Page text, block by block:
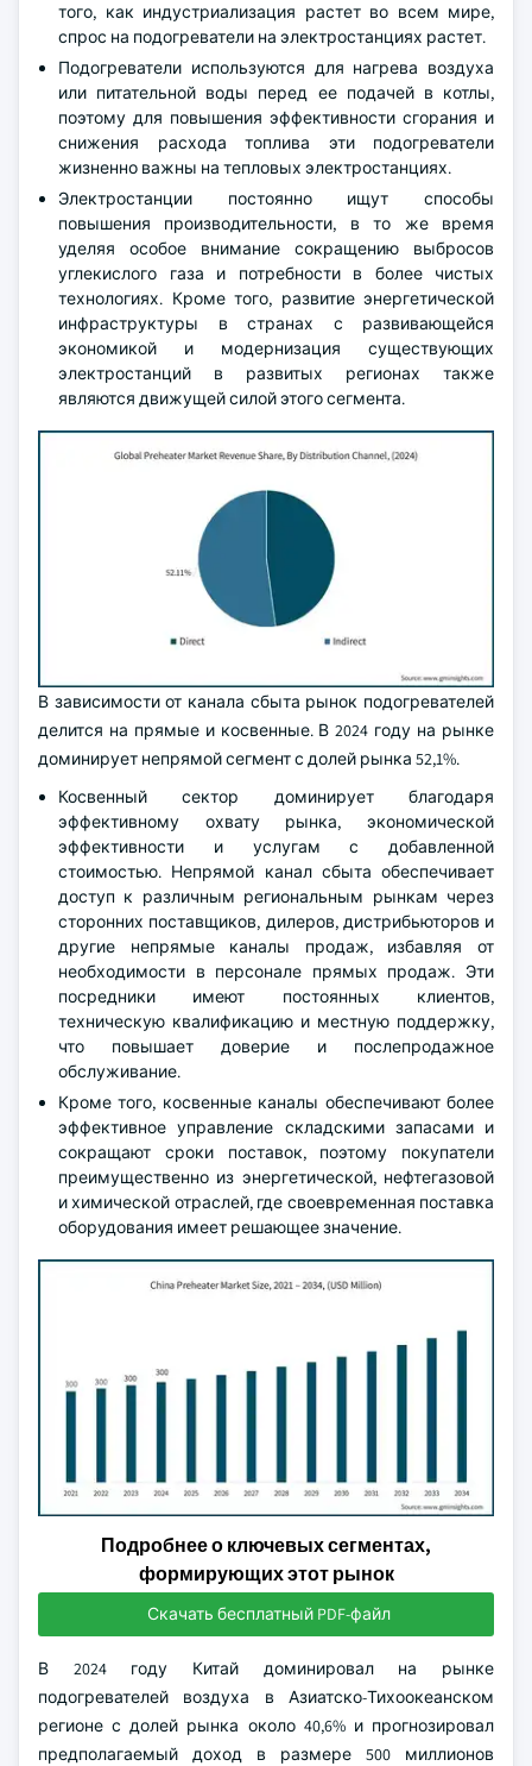
того, как индустриализация растет во всем мире,
спрос на подогреватели на электростанциях растет.
Подогреватели используются для нагрева воздуха
или питательной воды перед ее подачей в котлы,
поэтому для повышения эффективности сгорания и
снижения расхода топлива эти подогреватели
жизненно важны на тепловых электростанциях.
Электростанции постоянно ищут способы
повышения производительности, в то же время
уделяя особое внимание сокращению выбросов
углекислого газа и потребности в более чистых
технологиях. Кроме того, развитие энергетической
инфраструктуры в странах с развивающейся
экономикой и модернизация существующих
электростанций в развитых регионах также
являются движущей силой этого сегмента.
В зависимости от канала сбыта рынок подогревателей
делится на прямые и косвенные. В 2024 году на рынке
доминирует непрямой сегмент с долей рынка 52,1%.
Косвенный сектор доминирует благодаря
эффективному охвату рынка, экономической
эффективности и услугам с добавленной
стоимостью. Непрямой канал сбыта обеспечивает
доступ к различным региональным рынкам через
сторонних поставщиков, дилеров, дистрибьюторов и
другие непрямые каналы продаж, избавляя от
необходимости в персонале прямых продаж. Эти
посредники имеют постоянных клиентов,
техническую квалификацию и местную поддержку,
что повышает доверие и послепродажное
обслуживание.
Кроме того, косвенные каналы обеспечивают более
эффективное управление складскими запасами и
сокращают сроки поставок, поэтому покупатели
преимущественно из энергетической, нефтегазовой
и химической отраслей, где своевременная поставка
оборудования имеет решающее значение.
Подробнее о ключевых сегментах,
формирующих этот рынок
Скачать бесплатный PDF-файл
В 2024 году Китай доминировал на рынке
подогревателей воздуха в Азиатско-Тихоокеанском
регионе с долей рынка около 40,6% и прогнозировал
предполагаемый доход в размере 500 миллионов